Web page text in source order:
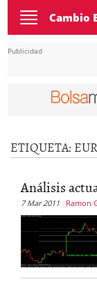
Toggle
navigation
Cambio
Publicidad
ETIQUETA:
Análisis
7 Mar 2011 Ramon